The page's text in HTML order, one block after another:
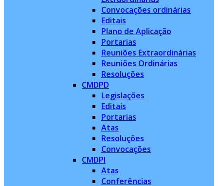
Convocações ordinárias
Editais
Plano de Aplicação
Portarias
Reuniões Extraordinárias
Reuniões Ordinárias
Resoluções
CMDPD
Legislações
Editais
Portarias
Atas
Resoluções
Convocações
CMDPI
Atas
Conferências